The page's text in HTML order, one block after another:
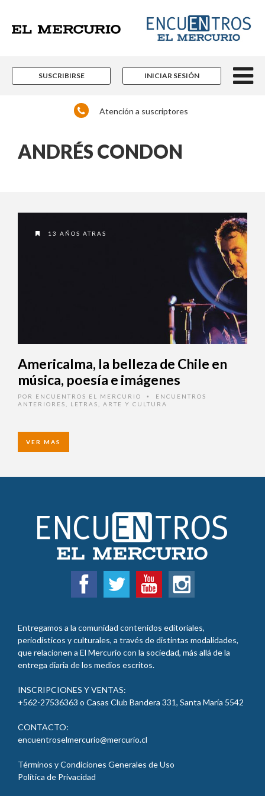
SUSCRIBIRSE INICIAR SESIÓN
Atención a suscriptores
ANDRÉS CONDON
13 AÑOS ATRAS
Americalma, la belleza de Chile en
música, poesía e imágenes
POR ENCUENTROS EL MERCURIO •
ENCUENTROS
ANTERIORES
LETRAS, ARTE Y CULTURA
VER MAS
Entregamos a la comunidad contenidos editoriales,
periodísticos y culturales, a través de distintas modalidades,
que relacionen a El Mercurio con la sociedad, más allá de la
entrega diaria de los medios escritos.
INSCRIPCIONES Y VENTAS:
+562-27536363 o Casas Club Bandera 331, Santa María 5542
CONTACTO:
encuentroselmercurio@mercurio.cl
Términos y Condiciones Generales de Uso
Política de Privacidad